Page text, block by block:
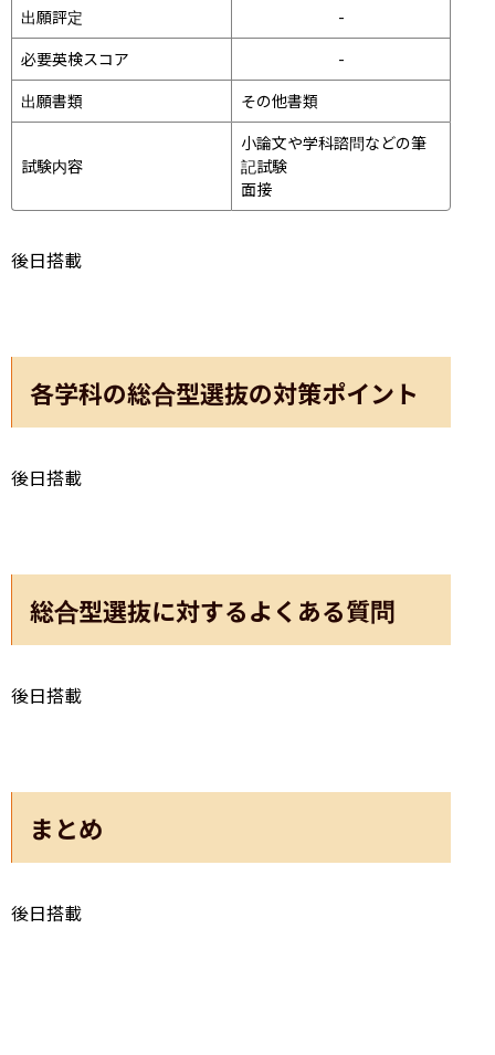
出願評定
-
必要英検スコア
-
出願書類
その他書類
試験内容
小論文や学科諮問などの筆
記試験
面接
後日搭載
各学科の総合型選抜の対策ポイント
後日搭載
総合型選抜に対するよくある質問
後日搭載
まとめ
後日搭載